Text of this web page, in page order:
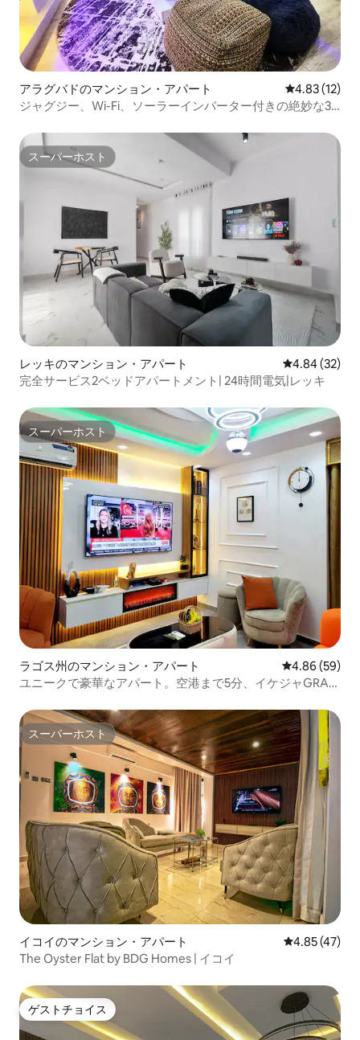
アラグバドのマンション・アパート レビュー12
4.83 (12)
ジャグジー、Wi-Fi、ソーラーインバーター付きの絶妙な3
スーパーホスト
スーパーホスト
レッキのマンション・アパート レビュー32
4.84 (32)
完全サービス2ベッドアパートメント| 24時間電気|レッキ
スーパーホスト
スーパーホスト
ラゴス州のマンション・アパート レビュー59
4.86 (59)
ユニークで豪華なアパート。空港まで5分、イケジャGRA近
スーパーホスト
スーパーホスト
イコイのマンション・アパート レビュー47
4.85 (47)
The Oyster Flat by BDG Homes | イコイ
ゲストチョイス
ゲストチョイス